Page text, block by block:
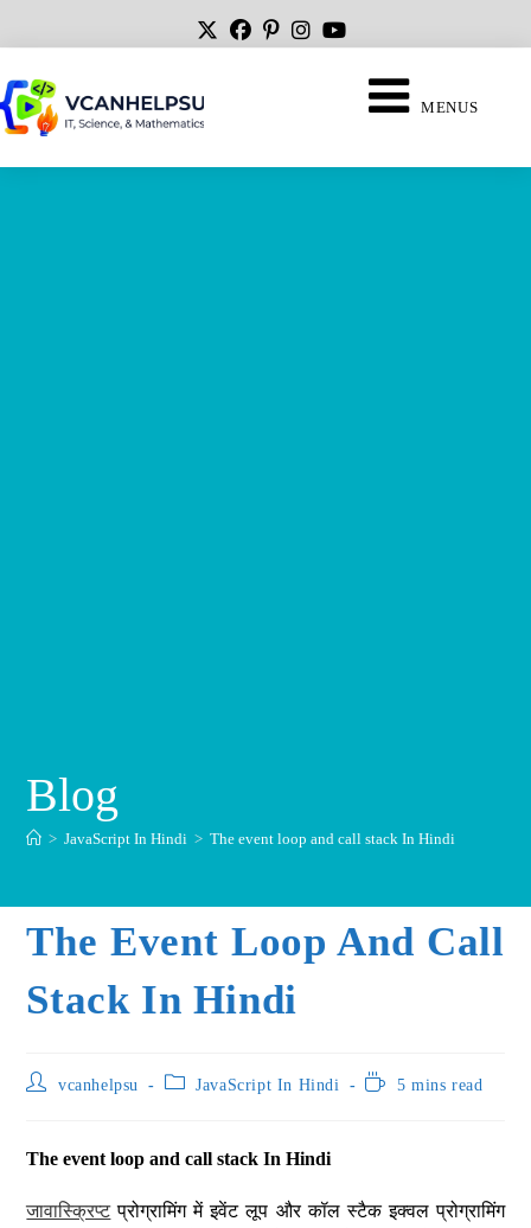
MENUS
Blog
> JavaScript In Hindi > The event loop and call stack In Hindi
The Event Loop And Call
Stack In Hindi
vcanhelpsu JavaScript In Hindi 5 mins read
The event loop and call stack In Hindi
जावास्क्रिप्टप्रोग्रामिंग में इवेंट लूप और कॉल स्टैक इक्वल प्रोग्रामिंग